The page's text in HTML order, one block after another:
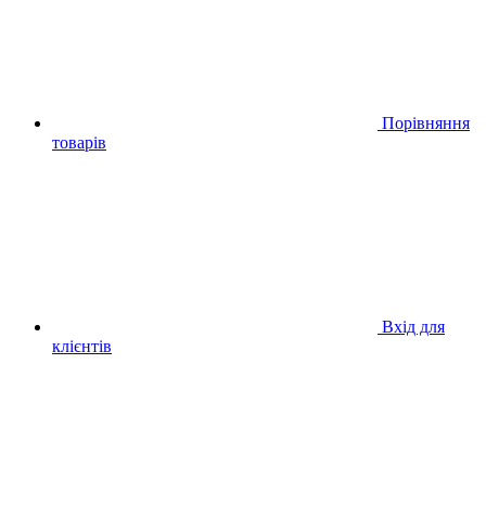
Порівняння
товарів
Вхід для
клієнтів